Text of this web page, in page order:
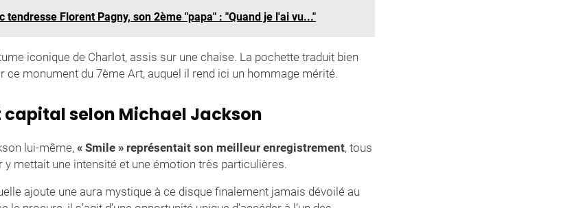
tendresse Florent Pagny, son 2ème "papa" : "Quand je l'ai vu..."
iconique de Charlot, assis sur une chaise. La pochette traduit bien
ce monument du 7ème Art, auquel il rend ici un hommage mérité.
selon Michael Jackson
lui-même, « Smile » représentait son meilleur enregistrement, tous
mettait une intensité et une émotion très particulières.
ajoute une aura mystique à ce disque finalement jamais dévoilé au